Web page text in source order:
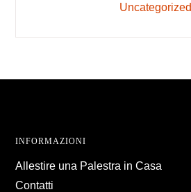
Uncategorized
Footer
INFORMAZIONI
Allestire una Palestra in Casa
Contatti